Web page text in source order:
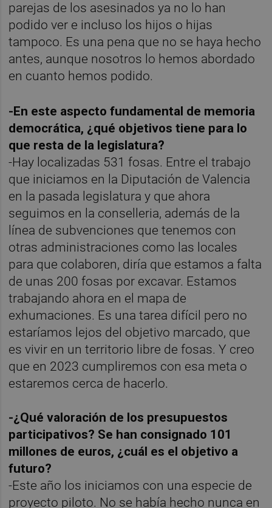
parejas de los asesinados ya no lo han
podido ver e incluso los hijos o hijas
tampoco. Es una pena que no se haya hecho
antes, aunque nosotros lo hemos abordado
en cuanto hemos podido.
-En este aspecto fundamental de memoria
democrática, ¿qué objetivos tiene para lo
que resta de la legislatura?
-Hay localizadas 531 fosas. Entre el trabajo
que iniciamos en la Diputación de Valencia
en la pasada legislatura y que ahora
seguimos en la conselleria, además de la
línea de subvenciones que tenemos con
otras administraciones como las locales
para que colaboren, diría que estamos a falta
de unas 200 fosas por excavar. Estamos
trabajando ahora en el mapa de
exhumaciones. Es una tarea difícil pero no
estaríamos lejos del objetivo marcado, que
es vivir en un territorio libre de fosas. Y creo
que en 2023 cumpliremos con esa meta o
estaremos cerca de hacerlo.
-¿Qué valoración de los presupuestos
participativos? Se han consignado 101
millones de euros, ¿cuál es el objetivo a
futuro?
-Este año los iniciamos con una especie de
proyecto piloto. No se había hecho nunca en